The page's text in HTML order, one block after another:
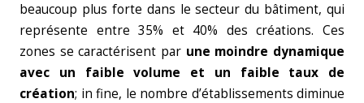
beaucoup plus forte dans le secteur du bâtiment, qui
représente entre 35% et 40% des créations. Ces
zones se caractérisent par une moindre dynamique
avec un faible volume et un faible taux de
création; in fine, le nombre d’établissements diminue